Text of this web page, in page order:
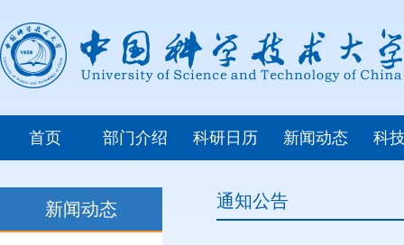
首页 部门介绍 科研日历 新闻动态 科
新闻动态 通知公告